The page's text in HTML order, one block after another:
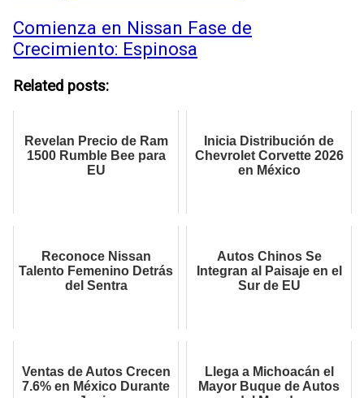
Comienza en Nissan Fase de
Crecimiento: Espinosa
Related posts:
Revelan Precio de Ram
1500 Rumble Bee para
EU
Inicia Distribución de
Chevrolet Corvette 2026
en México
Reconoce Nissan
Talento Femenino Detrás
del Sentra
Autos Chinos Se
Integran al Paisaje en el
Sur de EU
Ventas de Autos Crecen
7.6% en México Durante
Llega a Michoacán el
Mayor Buque de Autos